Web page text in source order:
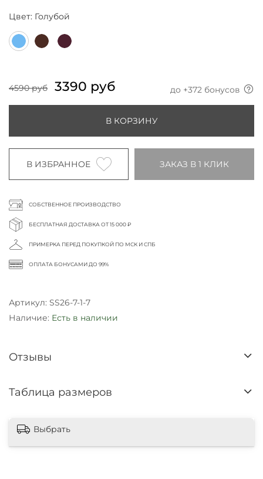
Цвет: Голубой
4590 руб 3390 руб до +372 бонусов
В КОРЗИНУ
В ИЗБРАННОЕ ЗАКАЗ В 1 КЛИК
СОБСТВЕННОЕ ПРОИЗВОДСТВО
БЕСПЛАТНАЯ ДОСТАВКА ОТ 15 000 ₽
ПРИМЕРКА ПЕРЕД ПОКУПКОЙ ПО МСК И СПБ
ОПЛАТА БОНУСАМИ ДО 99%
Артикул: SS26-7-1-7
Наличие: Есть в наличии
Отзывы
Таблица размеров
Выбрать